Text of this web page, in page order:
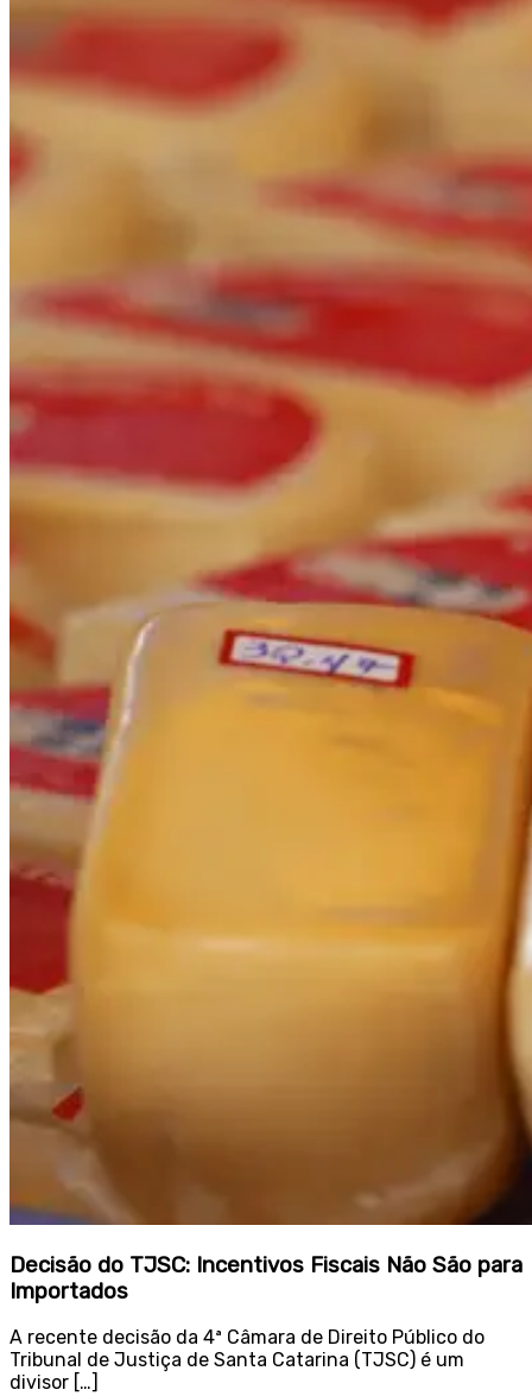
Decisão do TJSC: Incentivos Fiscais Não São para
Importados
A recente decisão da 4ª Câmara de Direito Público do
Tribunal de Justiça de Santa Catarina (TJSC) é um
divisor […]